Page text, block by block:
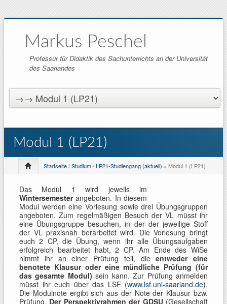
Markus Peschel
Professur für Didaktik des Sachunterrichts an der Universität
des Saarlandes
Modul 1 (LP21)
Startseite/Studium/LP21-Studiengang (aktuell) » Modul 1 (LP21)
Das Modul 1 wird jeweils im
Wintersemesterangeboten. In diesem
Modul werden eine Vorlesung sowie drei Übungsgruppen
angeboten. Zum regelmäßigen Besuch der VL müsst ihr
eine Übungsgruppe besuchen, in der der jeweilige Stoff
der VL praxisnah berarbeitet wird. Die Vorlesung bringt
euch 2 CP, die Übung, wenn ihr alle Übungsaufgaben
erfolgreich bearbeitet habt, 2 CP. Am Ende des WiSe
nimmt ihr an einer Prüfung teil, dieentweder eine
benotete Klausur oder eine mündliche Prüfung (für
das gesamte Modul) sein kann. Zur Prüfung anmelden
müsst ihr euch über das LSF (www.lsf.uni-saarland.de).
Die Modulnote ergibt sich aus der Note der Klausur bzw.
Prüfung. Der Perspektivrahmen der GDSU(Gesellschaft